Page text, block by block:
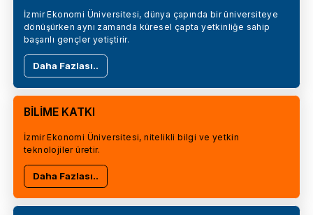
İzmir Ekonomi Üniversitesi, dünya çapında bir üniversiteye
dönüşürken aynı zamanda küresel çapta yetkinliğe sahip
başarılı gençler yetiştirir.
Daha Fazlası..
BİLİME KATKI
İzmir Ekonomi Üniversitesi, nitelikli bilgi ve yetkin
teknolojiler üretir.
Daha Fazlası..